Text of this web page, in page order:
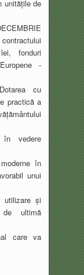
unitățile de
contractului
fonduri
Europene -
cu
practică a
vedere
în
unui
utilizare și
deultimă
care va